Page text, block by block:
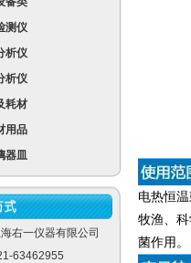
测仪
析仪
析仪
耗材
用品
器皿
右一仪器有限公司
63462955
电热恒
牧渔、
菌作用。